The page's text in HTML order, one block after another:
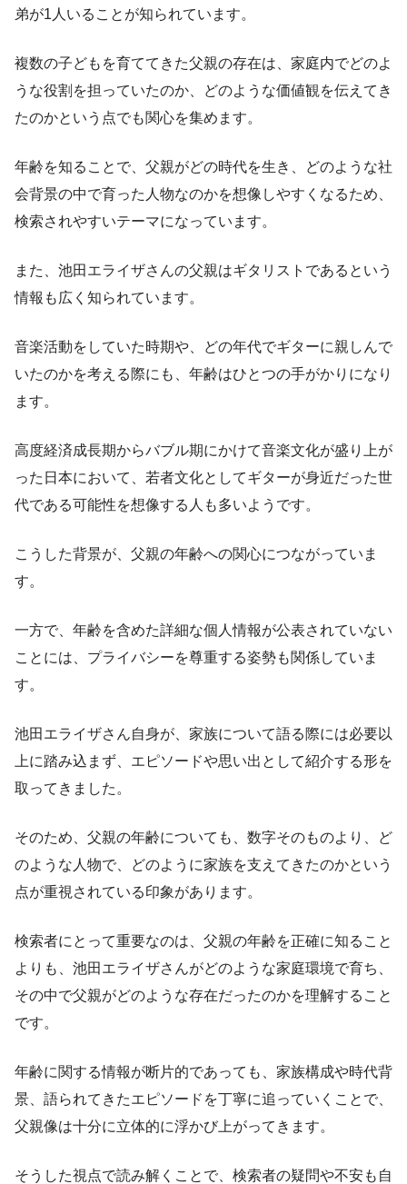
弟が1人いることが知られています。
複数の子どもを育ててきた父親の存在は、家庭内でどのよ
うな役割を担っていたのか、どのような価値観を伝えてき
たのかという点でも関心を集めます。
年齢を知ることで、父親がどの時代を生き、どのような社
会背景の中で育った人物なのかを想像しやすくなるため、
検索されやすいテーマになっています。
また、池田エライザさんの父親はギタリストであるという
情報も広く知られています。
音楽活動をしていた時期や、どの年代でギターに親しんで
いたのかを考える際にも、年齢はひとつの手がかりになり
ます。
高度経済成長期からバブル期にかけて音楽文化が盛り上が
った日本において、若者文化としてギターが身近だった世
代である可能性を想像する人も多いようです。
こうした背景が、父親の年齢への関心につながっていま
す。
一方で、年齢を含めた詳細な個人情報が公表されていない
ことには、プライバシーを尊重する姿勢も関係していま
す。
池田エライザさん自身が、家族について語る際には必要以
上に踏み込まず、エピソードや思い出として紹介する形を
取ってきました。
そのため、父親の年齢についても、数字そのものより、ど
のような人物で、どのように家族を支えてきたのかという
点が重視されている印象があります。
検索者にとって重要なのは、父親の年齢を正確に知ること
よりも、池田エライザさんがどのような家庭環境で育ち、
その中で父親がどのような存在だったのかを理解すること
です。
年齢に関する情報が断片的であっても、家族構成や時代背
景、語られてきたエピソードを丁寧に追っていくことで、
父親像は十分に立体的に浮かび上がってきます。
そうした視点で読み解くことで、検索者の疑問や不安も自